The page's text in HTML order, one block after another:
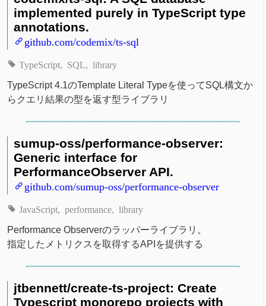
implemented purely in TypeScript type
annotations.
github.com/codemix/ts-sql
TypeScript SQL library
TypeScript 4.1のTemplate Literal Typeを使ってSQL構文か
らクエリ結果の型を返す型ライブラリ
sumup-oss/performance-observer:
Generic interface for
PerformanceObserver API.
github.com/sumup-oss/performance-observer
JavaScript performance library
Performance Observerのラッパーライブラリ。
指定したメトリクスを取得するAPIを提供する
jtbennett/create-ts-project: Create
Typescript monorepo projects with